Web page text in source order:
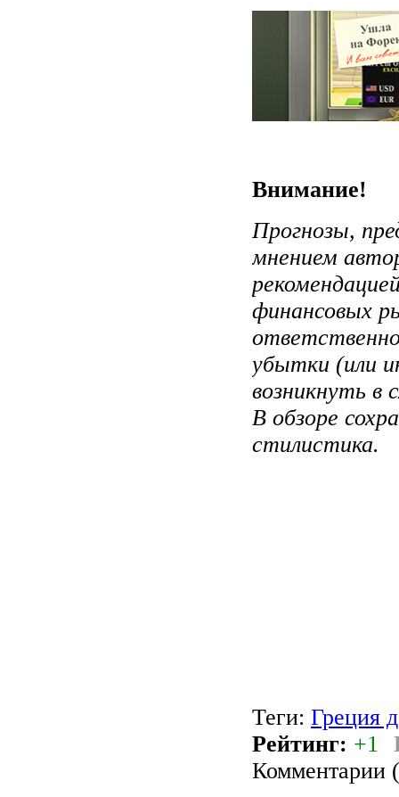
Внимание!
Прогнозы,
мнением
финансовых
убытки (или
возникнуть в
В обзоре
стилистика.
Теги: Греция
Рейтинг: +1
Комментарии